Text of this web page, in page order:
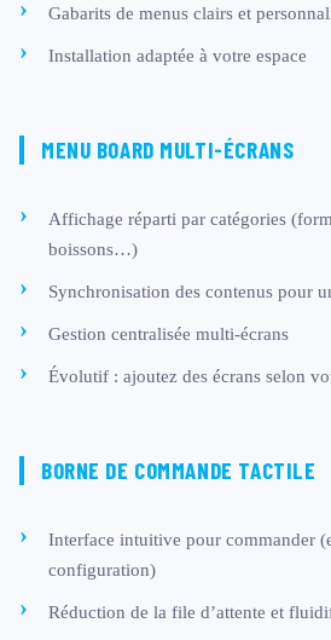
Gabarits de menus clairs et
Installation adaptée à votre espace
MENU BOARD MULTI-ÉCRANS
Affichage réparti par catégories
boissons…)
Synchronisation des contenus pour
Gestion centralisée multi-écrans
Évolutif : ajoutez des écrans selon
BORNE DE COMMANDE TACTILE
Interface intuitive pour commander
configuration)
Réduction de la file d’attente et